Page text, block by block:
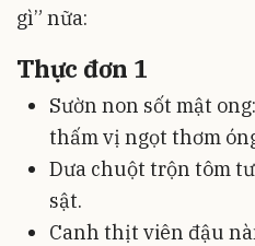
gì” nữa:
Thực đơn 1
Sườn non sốt mật
thấm vị ngọt thơm
Dưa chuột trộn tôm
sật.
Canh thịt viên đậu